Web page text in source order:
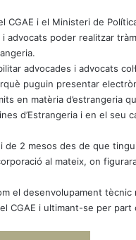
CGAE i el Ministeri de
advocats poder realitzar
advocades i advocats
puguin presentar
en matèria d’estrangeria
d’Estrangeria i en el seu
de 2 mesos des de que
al mateix, on
el desenvolupament
CGAE i ultimant-se per part